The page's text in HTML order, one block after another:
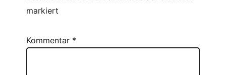
markiert
Kommentar *